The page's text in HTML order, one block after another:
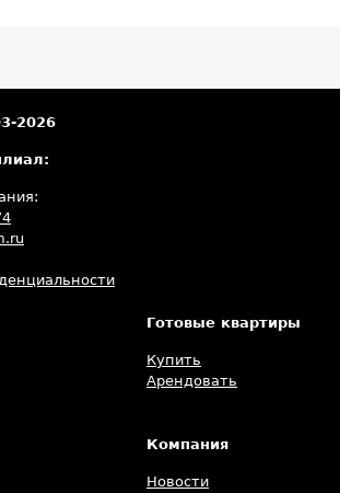
2026
Готовые квартиры
Купить
Арендовать
Компания
Новости